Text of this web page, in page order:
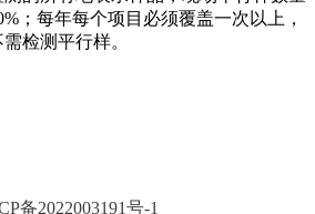
；每年每个项目必须覆盖一次以上，
检测平行样。
备2022003191号-1